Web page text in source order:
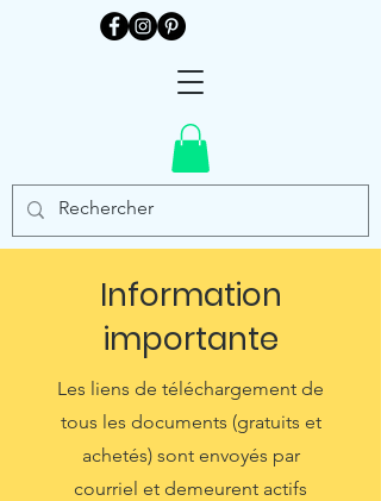
Information
importante
Les liens de téléchargement de
tous les documents (gratuits et
achetés) sont envoyés par
courriel et demeurent actifs